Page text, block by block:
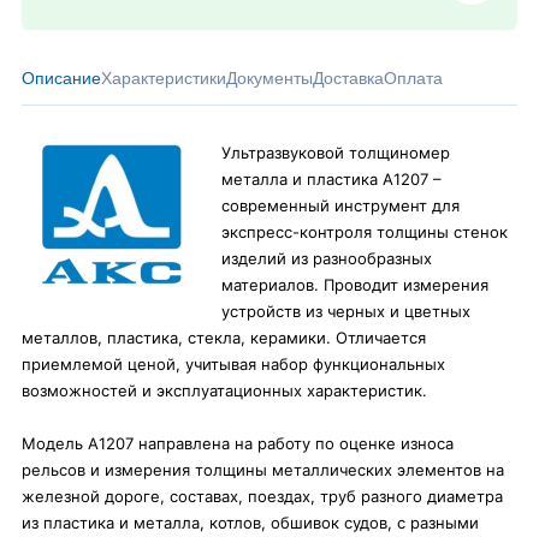
ОписаниеХарактеристикиДокументыДоставкаОплата
Ультразвуковой толщиномер
металла и пластика А1207 –
современный инструмент для
экспресс-контроля толщины стенок
изделий из разнообразных
материалов. Проводит измерения
устройств из черных и цветных
металлов, пластика, стекла, керамики. Отличается
приемлемой ценой, учитывая набор функциональных
возможностей и эксплуатационных характеристик.
Модель А1207 направлена на работу по оценке износа
рельсов и измерения толщины металлических элементов на
железной дороге, составах, поездах, труб разного диаметра
из пластика и металла, котлов, обшивок судов, с разными